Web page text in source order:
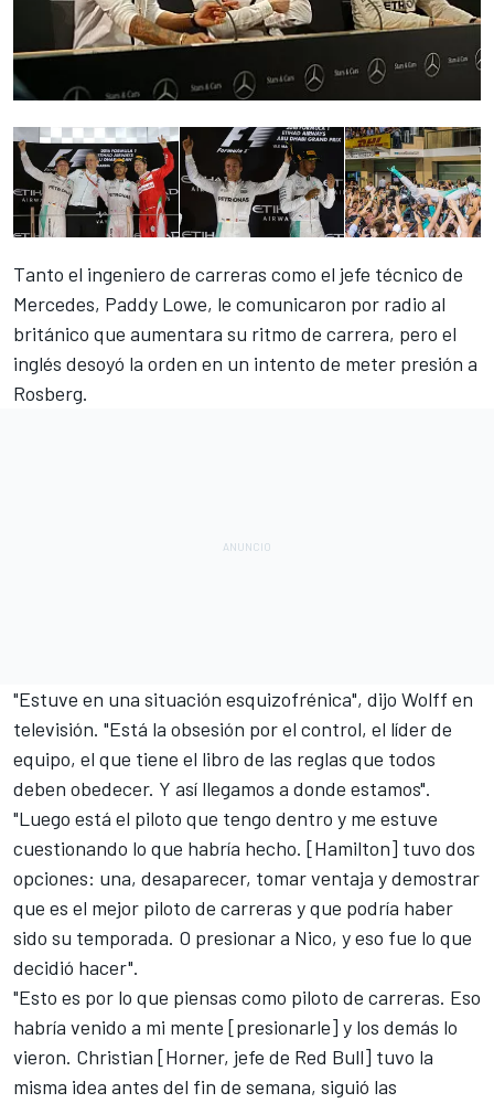
Tanto el ingeniero de carreras como el jefe técnico de
Mercedes, Paddy Lowe, le comunicaron por radio al
británico que aumentara su ritmo de carrera, pero el
inglés desoyó la orden en un intento de meter presión a
Rosberg.
"Estuve en una situación esquizofrénica", dijo Wolff en
televisión. "Está la obsesión por el control, el líder de
equipo, el que tiene el libro de las reglas que todos
deben obedecer. Y así llegamos a donde estamos".
"Luego está el piloto que tengo dentro y me estuve
cuestionando lo que habría hecho. [Hamilton] tuvo dos
opciones: una, desaparecer, tomar ventaja y demostrar
que es el mejor piloto de carreras y que podría haber
sido su temporada. O presionar a Nico, y eso fue lo que
decidió hacer".
"Esto es por lo que piensas como piloto de carreras. Eso
habría venido a mi mente [presionarle] y los demás lo
vieron. Christian [Horner, jefe de Red Bull] tuvo la
misma idea antes del fin de semana, siguió las